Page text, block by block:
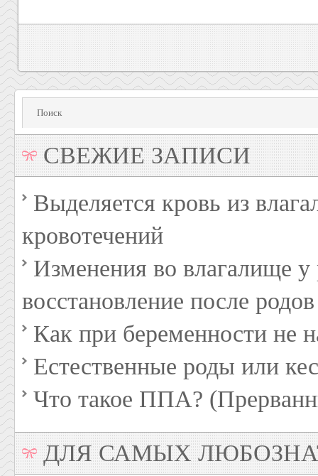
СВЕЖИЕ ЗАПИСИ
Выделяется кровь из
кровотечений
Изменения во влагалище
восстановление после родов
Как при беременности не
Естественные роды или
Что такое ППА?
ДЛЯ САМЫХ